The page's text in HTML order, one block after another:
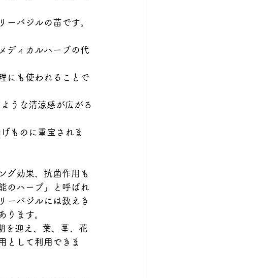
ーバジルの苗です。
ディカルハーブの代
にも使われることで
うな清涼感が広がる
ものに重宝されま
グ効果、抗菌作用も
のハーブ」と呼ばれ
ーバジルには数えき
ります。
を迎え、葉、茎、花
として利用できま